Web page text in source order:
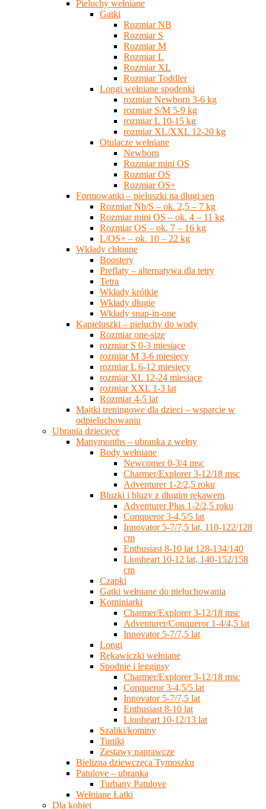
Pieluchy wełniane
Gatki
Rozmiar NB
Rozmiar S
Rozmiar M
Rozmiar L
Rozmiar XL
Rozmiar Toddler
Longi wełniane spodenki
rozmiar Newborn 3-6 kg
rozmiar S/M 5-9 kg
rozmiar L 10-15 kg
rozmiar XL/XXL 12-20 kg
Otulacze wełniane
Newborn
Rozmiar mini OS
Rozmiar OS
Rozmiar OS+
Formowanki – pieluszki na długi sen
Rozmiar Nb/S – ok. 2,5 – 7 kg
Rozmiar mini OS – ok. 4 – 11 kg
Rozmiar OS – ok. 7 – 16 kg
L/OS+ – ok. 10 – 22 kg
Wkłady chłonne
Boostery
Preflaty – alternatywa dla tetry
Tetra
Wkłady krótkie
Wkłady długie
Wkłady snap-in-one
Kąpieluszki – pieluchy do wody
Rozmiar one-size
rozmiar S 0-3 miesiące
rozmiar M 3-6 miesięcy
rozmiar L 6-12 miesięcy
rozmiar XL 12-24 miesiące
rozmiar XXL 1-3 lat
Rozmiar 4-5 lat
Majtki treningowe dla dzieci – wsparcie w
odpieluchowaniu
Ubrania dziecięce
Manymonths – ubranka z wełny
Body wełniane
Newcomer 0-3/4 msc
Charmer/Explorer 3-12/18 msc
Adventurer 1-2/2,5 roku
Bluzki i bluzy z długim rękawem
Adventurer Plus 1-2/2,5 roku
Conqueror 3-4,5/5 lat
Innovator 5-7/7,5 lat, 110-122/128
cm
Enthusiast 8-10 lat 128-134/140
Lionheart 10-12 lat, 140-152/158
cm
Czapki
Gatki wełniane do pieluchowania
Kominiarki
Charmer/Explorer 3-12/18 msc
Adventurer/Conqueror 1-4/4,5 lat
Innovator 5-7/7,5 lat
Longi
Rękawiczki wełniane
Spodnie i legginsy
Charmer/Explorer 3-12/18 msc
Conqueror 3-4,5/5 lat
Innovator 5-7/7,5 lat
Enthusiast 8-10 lat
Lionheart 10-12/13 lat
Szaliki/kominy
Tuniki
Zestawy naprawcze
Bielizna dziewczęca Tymoszku
Patulove – ubranka
Turbany Patulove
Wełniane Łatki
Dla kobiet